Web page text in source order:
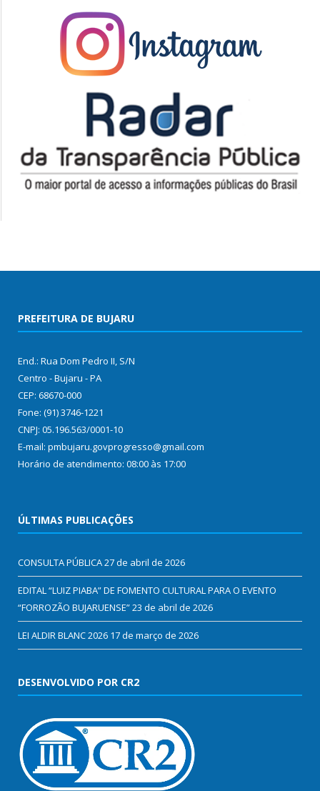
PREFEITURA DE BUJARU
End.: Rua Dom Pedro II, S/N
Centro - Bujaru - PA
CEP: 68670-000
Fone: (91) 3746-1221
CNPJ: 05.196.563/0001-10
E-mail: pmbujaru.govprogresso@gmail.com
Horário de atendimento: 08:00 às 17:00
ÚLTIMAS PUBLICAÇÕES
CONSULTA PÚBLICA27 de abril de 2026
EDITAL “LUIZ PIABA” DE FOMENTO CULTURAL PARA O EVENTO
“FORROZÃO BUJARUENSE”23 de abril de 2026
LEI ALDIR BLANC 2026 17 de março de 2026
DESENVOLVIDO POR CR2